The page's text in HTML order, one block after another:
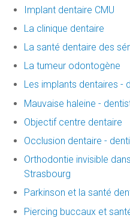
Implant dentaire CMU
La clinique dentaire
La santé dentaire des
La tumeur odontogène
Les implants dentaires -
Mauvaise haleine -
Objectif centre dentaire
Occlusion dentaire -
Orthodontie invisible
Strasbourg
Parkinson et la santé
Piercing buccaux et